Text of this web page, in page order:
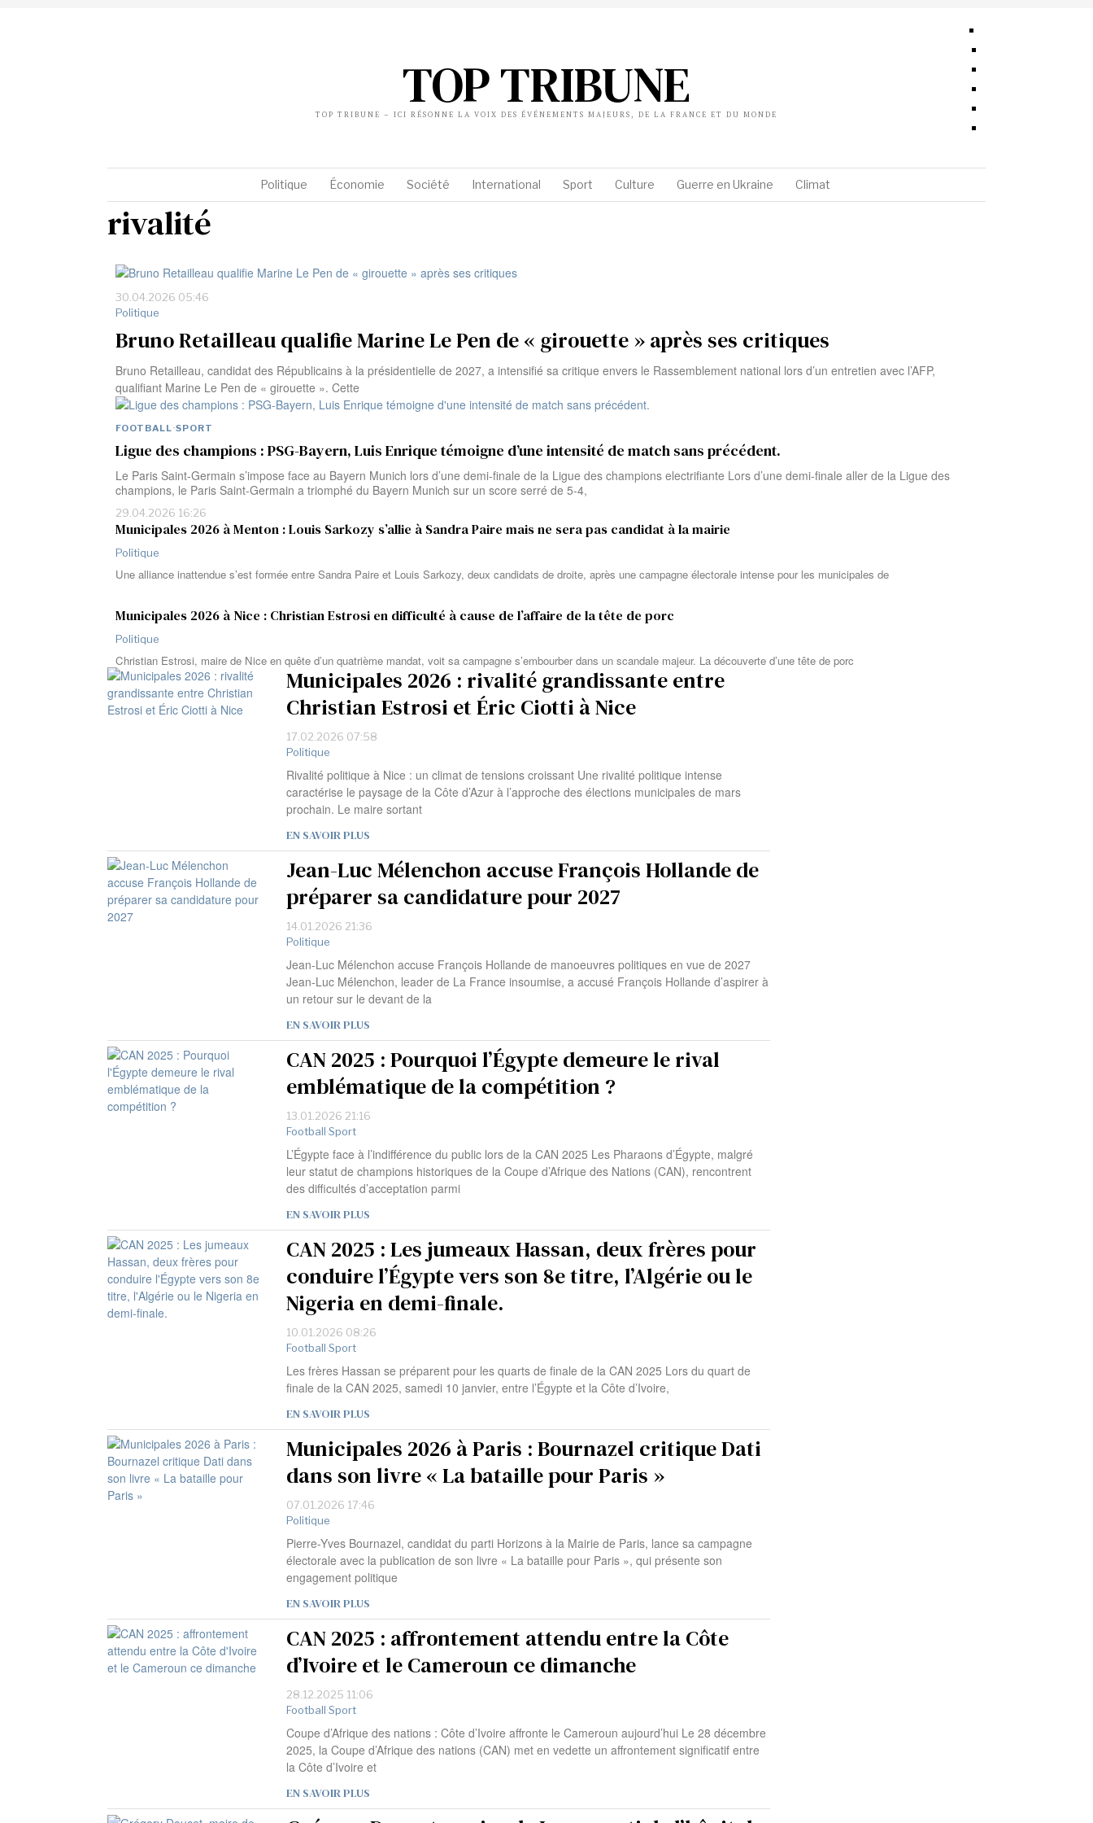
TOP TRIBUNE
TOP TRIBUNE – ICI RÉSONNE LA VOIX DES ÉVÉNEMENTS MAJEURS, DE LA FRANCE ET DU MONDE
Politique Économie Société International Sport Culture Guerre en Ukraine Climat
rivalité
30.04.2026 05:46
Politique
Bruno Retailleau qualifie Marine Le Pen de « girouette » après ses critiques
Bruno Retailleau, candidat des Républicains à la présidentielle de 2027, a intensifié sa critique envers le Rassemblement national lors d’un entretien avec l’AFP,
qualifiant Marine Le Pen de « girouette ». Cette
FOOTBALL·SPORT
Ligue des champions : PSG-Bayern, Luis Enrique témoigne d’une intensité de match sans précédent.
Le Paris Saint-Germain s’impose face au Bayern Munich lors d’une demi-finale de la Ligue des champions electrifiante Lors d’une demi-finale aller de la Ligue des
champions, le Paris Saint-Germain a triomphé du Bayern Munich sur un score serré de 5-4,
29.04.2026 16:26
Municipales 2026 à Menton : Louis Sarkozy s’allie à Sandra Paire mais ne sera pas candidat à la mairie
Politique
Une alliance inattendue s’est formée entre Sandra Paire et Louis Sarkozy, deux candidats de droite, après une campagne électorale intense pour les municipales de
Municipales 2026 à Nice : Christian Estrosi en difficulté à cause de l’affaire de la tête de porc
Politique
Christian Estrosi, maire de Nice en quête d’un quatrième mandat, voit sa campagne s’embourber dans un scandale majeur. La découverte d’une tête de porc
Municipales 2026 : rivalité grandissante entre
Christian Estrosi et Éric Ciotti à Nice
17.02.2026 07:58
Politique
Rivalité politique à Nice : un climat de tensions croissant Une rivalité politique intense
caractérise le paysage de la Côte d’Azur à l’approche des élections municipales de mars
prochain. Le maire sortant
EN SAVOIR PLUS
Jean-Luc Mélenchon accuse François Hollande de
préparer sa candidature pour 2027
14.01.2026 21:36
Politique
Jean-Luc Mélenchon accuse François Hollande de manoeuvres politiques en vue de 2027
Jean-Luc Mélenchon, leader de La France insoumise, a accusé François Hollande d’aspirer à
un retour sur le devant de la
EN SAVOIR PLUS
CAN 2025 : Pourquoi l’Égypte demeure le rival
emblématique de la compétition ?
13.01.2026 21:16
Football·Sport
L’Égypte face à l’indifférence du public lors de la CAN 2025 Les Pharaons d’Égypte, malgré
leur statut de champions historiques de la Coupe d’Afrique des Nations (CAN), rencontrent
des difficultés d’acceptation parmi
EN SAVOIR PLUS
CAN 2025 : Les jumeaux Hassan, deux frères pour
conduire l’Égypte vers son 8e titre, l’Algérie ou le
Nigeria en demi-finale.
10.01.2026 08:26
Football·Sport
Les frères Hassan se préparent pour les quarts de finale de la CAN 2025 Lors du quart de
finale de la CAN 2025, samedi 10 janvier, entre l’Égypte et la Côte d’Ivoire,
EN SAVOIR PLUS
Municipales 2026 à Paris : Bournazel critique Dati
dans son livre « La bataille pour Paris »
07.01.2026 17:46
Politique
Pierre-Yves Bournazel, candidat du parti Horizons à la Mairie de Paris, lance sa campagne
électorale avec la publication de son livre « La bataille pour Paris », qui présente son
engagement politique
EN SAVOIR PLUS
CAN 2025 : affrontement attendu entre la Côte
d’Ivoire et le Cameroun ce dimanche
28.12.2025 11:06
Football·Sport
Coupe d’Afrique des nations : Côte d’Ivoire affronte le Cameroun aujourd’hui Le 28 décembre
2025, la Coupe d’Afrique des nations (CAN) met en vedette un affrontement significatif entre
la Côte d’Ivoire et
EN SAVOIR PLUS